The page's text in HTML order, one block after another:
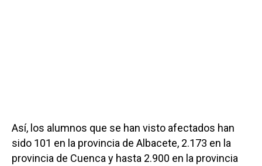
Así, los alumnos que se han visto afectados han
sido 101 en la provincia de Albacete, 2.173 en la
provincia de Cuenca y hasta 2.900 en la provincia